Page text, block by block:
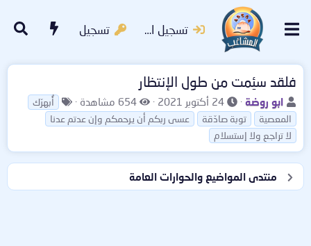
تسجيل الدخول تسجيل
فلقد سئِمت من طول الإنتظار
ب
ا
د
ئ
م
ابو روضة
ت
ا
ر
ي
ا
ل
24 أكتوبر 2021
ا
ل
م
ه
د
654 مشاهدة
ل
و
أُبهرّك
المعصية
توبة صادّقة
عسى ربكم أن يرحمكم وإن عدتم عدنا
لا تراجع ولا إستسلام
منتدى المواضيع والحوارات العامة